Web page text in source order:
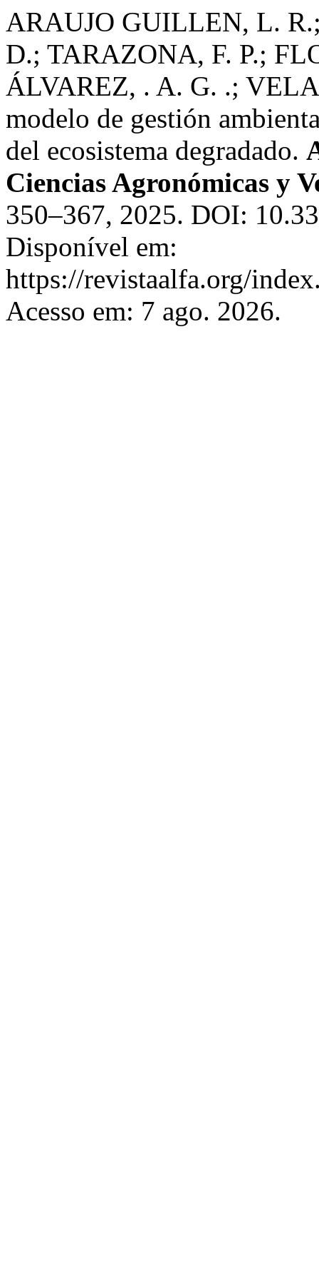
ARAUJO GUILLEN, L.
D.; TARAZONA, F. P.;
ÁLVAREZ, . A. G. .;
modelo de gestión
del ecosistema degradado.
Ciencias Agronómicas y
350–367, 2025. DOI:
Disponível em:
https://revistaalfa.org/
Acesso em: 7 ago. 2026.